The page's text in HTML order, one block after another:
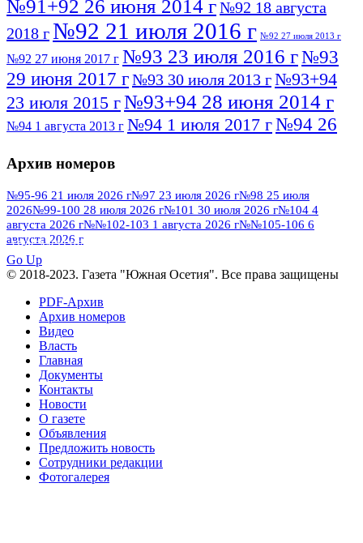
№91+92 26 июня 2014 г№92 18 августа
2018 г№92 21 июля 2016 г №92 27 июля 2013 г
№92 27 июня 2017 г №93 23 июля 2016 г№93
29 июня 2017 г№93 30 июля 2013 г№93+94
23 июля 2015 г№93+94 28 июня 2014 г
№94 1 августа 2013 г №94 1 июля 2017 г№94 26
№95 7 августа 2012 г
№95 28 июля 2016 г№95+96 3 августа
2013 г№96 6 июля 2017 г№96 9 августа
2012 г №96 28 июля 2015 г
№96+97 30 июля 2016 г
№97 11 августа 2012 г
№97 30 июля 2015 г
№98 2 августа 2016 г
августа 2013 г
№98+99 11 июля 2017 г
августа 2016 г
августа 2012 г
Архив номеров
№95-96 21 июля 2026 г№97 23 июля 2026 г№98 25 июля
2026№99-100 28 июля 2026 г№101 30 июля 2026 г№104 4
августа 2026 г№№102-103 1 августа 2026 г№№105-106 6
августа 2026 г
ПОСМОТРЕТЬ ВСЕ
Go Up
© 2018-2023. Газета "Южная Осетия". Все права защищены
PDF-Архив
Архив номеров
Видео
Власть
Главная
Документы
Контакты
Новости
О газете
Объявления
Предложить новость
Сотрудники редакции
Фотогалерея